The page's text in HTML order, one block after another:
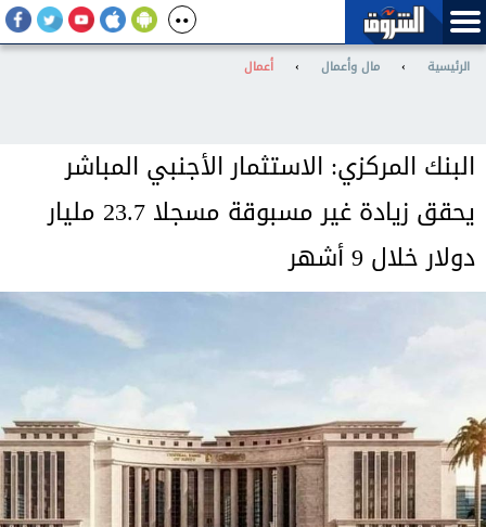
الرئيسية › مال وأعمال › أعمال
البنك المركزي: الاستثمار الأجنبي المباشر
يحقق زيادة غير مسبوقة مسجلا 23.7 مليار
دولار خلال 9 أشهر